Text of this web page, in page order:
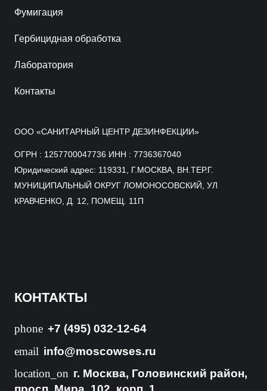
Фумигация
Гербицидная обработка
Лаборатория
Контакты
ООО «САНИТАРНЫЙ ЦЕНТР ДЕЗИНФЕКЦИИ»
ОГРН : 1257700047736 ИНН : 7736367040
Юридический адрес: 119331, Г.МОСКВА, ВН.ТЕР.Г.
МУНИЦИПАЛЬНЫЙ ОКРУГ ЛОМОНОСОВСКИЙ, УЛ
КРАВЧЕНКО, Д. 12, ПОМЕЩ. 11П
КОНТАКТЫ
phone +7 (495) 032-12-64
email info@moscowses.ru
location_on г. Москва, Головинский район,